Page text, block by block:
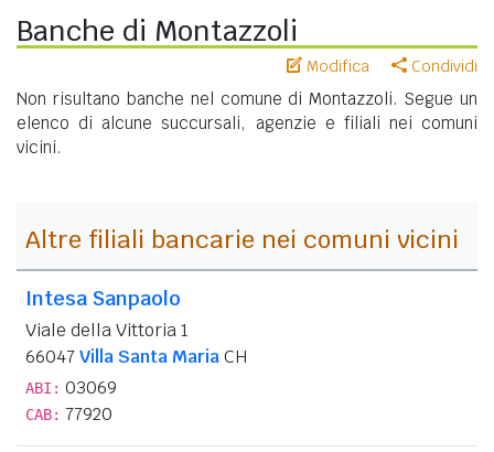
Banche di Montazzoli
Modifica Condividi
Non risultano banche nel comune di Montazzoli. Segue un
elenco di alcune succursali, agenzie e filiali nei comuni
vicini.
Altre filiali bancarie nei comuni vicini
Intesa Sanpaolo
Viale della Vittoria 1
66047Villa Santa MariaCH
ABI: 03069
CAB: 77920